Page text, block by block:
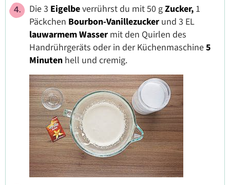
Die 3 Eigelbeverrührst du mit 50 gZucker, 1
Päckchen Bourbon-Vanillezucker und 3 EL
lauwarmem Wasser mit den Quirlen des
Handrührgeräts oder in der Küchenmaschine5
Minuten hell und cremig.